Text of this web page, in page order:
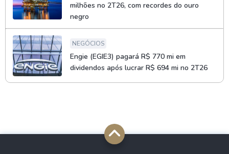
milhões no 2T26, com recordes do ouro
negro
NEGÓCIOS
Engie (EGIE3) pagará R$ 770 mi em
dividendos após lucrar R$ 694 mi no 2T26